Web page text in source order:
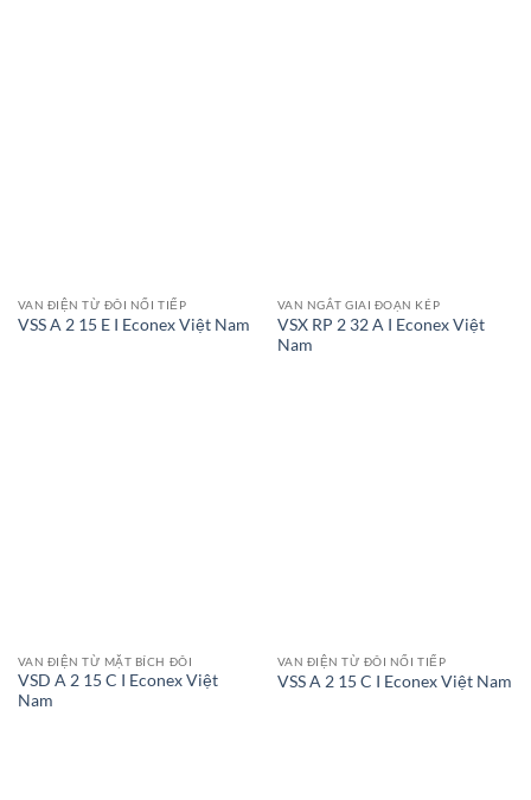
VAN ĐIỆN TỪ ĐÔI NỐI TIẾP
VSS A 2 15 E I Econex Việt Nam
VAN NGẮT GIAI ĐOẠN KÉP
VSX RP 2 32 A I Econex Việt
Nam
VAN ĐIỆN TỪ MẶT BÍCH ĐÔI
VSD A 2 15 C I Econex Việt
Nam
VAN ĐIỆN TỪ ĐÔI NỐI TIẾP
VSS A 2 15 C I Econex Việt Nam